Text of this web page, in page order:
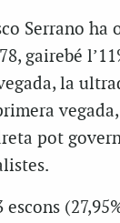
Serrano ha
gairebé
la
pot